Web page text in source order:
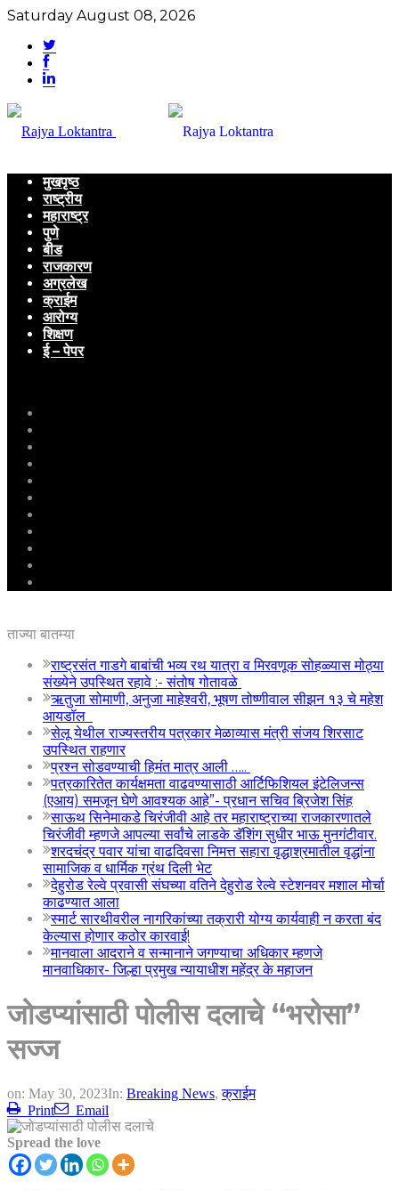
Saturday August 08, 2026
मुखपृष्ठ
राष्ट्रीय
महाराष्ट्र
पुणे
बीड
राजकारण
अग्रलेख
क्राईम
आरोग्य
शिक्षण
ई – पेपर
ताज्या बातम्या
राष्ट्रसंत गाडगे बाबांची भव्य रथ यात्रा व मिरवणूक सोहळ्यास मोठ्या
संख्येने उपस्थित रहावे :- संतोष गोतावळे
ऋतुजा सोमाणी, अनुजा माहेश्वरी, भूषण तोष्णीवाल सीझन १३ चे महेश
आयडॉल
सेलू येथील राज्यस्तरीय पत्रकार मेळाव्यास मंत्री संजय शिरसाट
उपस्थित राहणार
प्रश्न सोडवण्याची हिमंत मात्र आली …..
पत्रकारितेत कार्यक्षमता वाढवण्यासाठी आर्टिफिशियल इंटेलिजन्स
(एआय) समजून घेणे आवश्यक आहे”- प्रधान सचिव ब्रिजेश सिंह
साऊथ सिनेमाकडे चिरंजीवी आहे तर महाराष्ट्राच्या राजकारणातले
चिरंजीवी म्हणजे आपल्या सर्वांचे लाडके डॅशिंग सुधीर भाऊ मुनगंटीवार.
शरदचंद्र पवार यांचा वाढदिवसा निमत्त सहारा वृद्धाश्रमातील वृद्धांना
सामाजिक व धार्मिक ग्रंथ दिली भेट
देहुरोड रेल्वे प्रवासी संघच्या वतिने देहुरोड रेल्वे स्टेशनवर मशाल मोर्चा
काढण्यात आला
स्मार्ट सारथीवरील नागरिकांच्या तक्रारी योग्य कार्यवाही न करता बंद
केल्यास होणार कठोर कारवाई!
मानवाला आदराने व सन्मानाने जगण्याचा अधिकार म्हणजे
मानवाधिकार- जिल्हा प्रमुख न्यायाधीश महेंद्र के महाजन
जोडप्यांसाठी पोलीस दलाचे “भरोसा”
सज्ज
on: May 30, 2023In: Breaking News,क्राईम
Print
Email
Spread the love